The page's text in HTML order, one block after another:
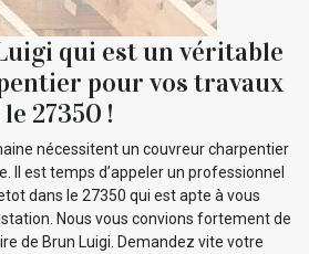
qui est un véritable
pour vos travaux
27350 !
nécessitent un couvreur charpentier
Il est temps d’appeler un professionnel
dans le 27350 qui est apte à vous
Nous vous convions fortement de
de Brun Luigi. Demandez vite votre